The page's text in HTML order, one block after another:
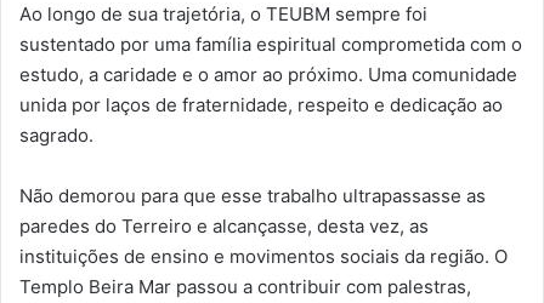
Ao longo de sua trajetória, o TEUBM sempre foi
sustentado por uma família espiritual comprometida com o
estudo, a caridade e o amor ao próximo. Uma comunidade
unida por laços de fraternidade, respeito e dedicação ao
sagrado.
Não demorou para que esse trabalho ultrapassasse as
paredes do Terreiro e alcançasse, desta vez, as
instituições de ensino e movimentos sociais da região. O
Templo Beira Mar passou a contribuir com palestras,